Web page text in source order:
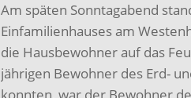
Am späten Sonntagabend
Einfamilienhauses am
die Hausbewohner auf das
jährigen Bewohner des Erd-